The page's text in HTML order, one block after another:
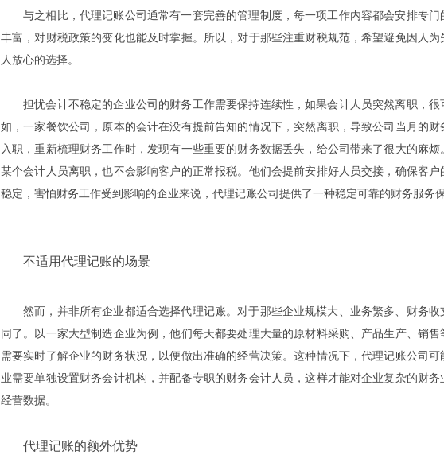
与之相比，代理记账公司通常有一套完善的管理制度，每一项工作内容都会安排专
丰富，对财税政策的变化也能及时掌握。所以，对于那些注重财税规范，希望避免因人
人放心的选择。
担忧会计不稳定的企业公司的财务工作需要保持连续性，如果会计人员突然离职，
如，一家餐饮公司，原本的会计在没有提前告知的情况下，突然离职，导致公司当月的
入职，重新梳理财务工作时，发现有一些重要的财务数据丢失，给公司带来了很大的麻
某个会计人员离职，也不会影响客户的正常报税。他们会提前安排好人员交接，确保客
稳定，害怕财务工作受到影响的企业来说，代理记账公司提供了一种稳定可靠的财务服务保
不适用代理记账的场景
然而，并非所有企业都适合选择代理记账。对于那些企业规模大、业务繁多、财务
同了。以一家大型制造企业为例，他们每天都要处理大量的原材料采购、产品生产、销
需要实时了解企业的财务状况，以便做出准确的经营决策。这种情况下，代理记账公司
业需要单独设置财务会计机构，并配备专职的财务会计人员，这样才能对企业复杂的财
经营数据。
代理记账的额外优势